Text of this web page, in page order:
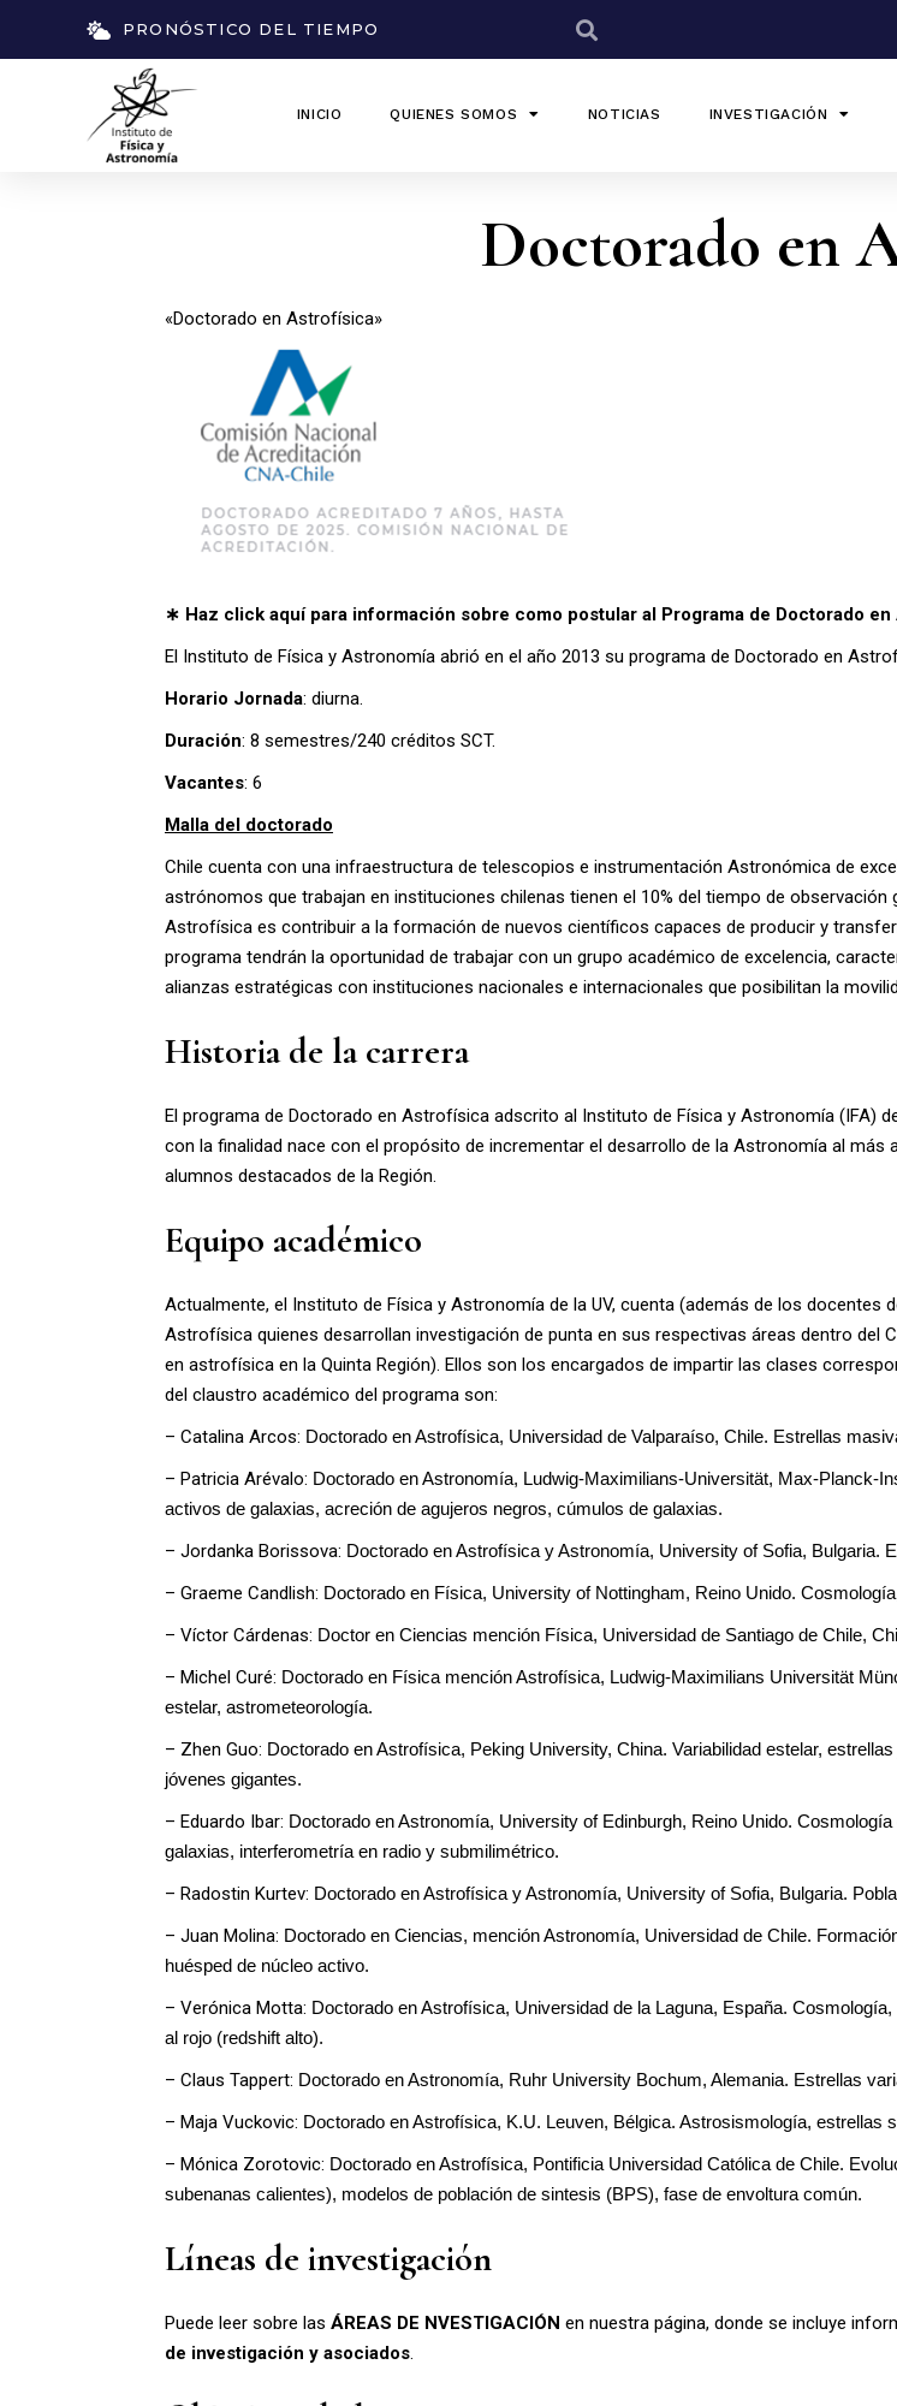
PRONÓSTICO DEL TIEMPO
INICIO QUIENES SOMOS NOTICIAS INVESTIGACIÓN
Doctorado en
«Doctorado en Astrofísica»
∗ Haz click aquí para información sobre como postular al Programa de Doctorado
El Instituto de Física y Astronomía abrió en el año 2013 su programa de Doctorado en
Horario Jornada: diurna.
Duración: 8 semestres/240 créditos SCT.
Vacantes: 6
Malla del doctorado
Chile cuenta con una infraestructura de telescopios e instrumentación Astronómica de
astrónomos que trabajan en instituciones chilenas tienen el 10% del tiempo de
Astrofísica es contribuir a la formación de nuevos científicos capaces de producir y
programa tendrán la oportunidad de trabajar con un grupo académico de excelencia,
alianzas estratégicas con instituciones nacionales e internacionales que posibilitan la
Historia de la carrera
El programa de Doctorado en Astrofísica adscrito al Instituto de Física y Astronomía (IFA)
con la finalidad nace con el propósito de incrementar el desarrollo de la Astronomía al más
alumnos destacados de la Región.
Equipo académico
Actualmente, el Instituto de Física y Astronomía de la UV, cuenta (además de los
Astrofísica quienes desarrollan investigación de punta en sus respectivas áreas dentro
en astrofísica en la Quinta Región). Ellos son los encargados de impartir las clases
del claustro académico del programa son:
– Catalina Arcos: Doctorado en Astrofísica, Universidad de Valparaíso, Chile. Estrellas
– Patricia Arévalo: Doctorado en Astronomía, Ludwig-Maximilians-Universität, Max-Planck-
activos de galaxias, acreción de agujeros negros, cúmulos de galaxias.
– Jordanka Borissova: Doctorado en Astrofísica y Astronomía, University of Sofia, Bulgaria.
– Graeme Candlish: Doctorado en Física, University of Nottingham, Reino Unido.
– Víctor Cárdenas: Doctor en Ciencias mención Física, Universidad de Santiago de Chile,
– Michel Curé: Doctorado en Física mención Astrofísica, Ludwig-Maximilians Universität
estelar, astrometeorología.
– Zhen Guo: Doctorado en Astrofísica, Peking University, China. Variabilidad estelar,
jóvenes gigantes.
– Eduardo Ibar: Doctorado en Astronomía, University of Edinburgh, Reino Unido.
galaxias, interferometría en radio y submilimétrico.
– Radostin Kurtev: Doctorado en Astrofísica y Astronomía, University of Sofia, Bulgaria.
– Juan Molina: Doctorado en Ciencias, mención Astronomía, Universidad de Chile.
huésped de núcleo activo.
– Verónica Motta: Doctorado en Astrofísica, Universidad de la Laguna, España.
al rojo (redshift alto).
– Claus Tappert: Doctorado en Astronomía, Ruhr University Bochum, Alemania. Estrellas
– Maja Vuckovic: Doctorado en Astrofísica, K.U. Leuven, Bélgica. Astrosismología, estrellas
– Mónica Zorotovic: Doctorado en Astrofísica, Pontificia Universidad Católica de Chile.
subenanas calientes), modelos de población de sintesis (BPS), fase de envoltura común.
Líneas de investigación
Puede leer sobre las ÁREAS DE NVESTIGACIÓN en nuestra página, donde se incluye
de investigación y asociados.